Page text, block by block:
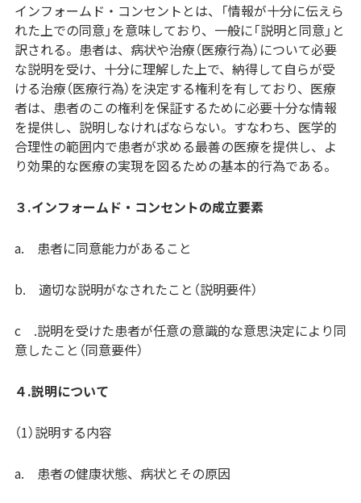
インフォームド・コンセントとは、「情報が十分に伝えら
れた上での同意」を意味しており、一般に「説明と同意」と
訳される。患者は、病状や治療（医療行為）について必要
な説明を受け、十分に理解した上で、納得して自らが受
ける治療（医療行為）を決定する権利を有しており、医療
者は、患者のこの権利を保証するために必要十分な情報
を提供し、説明しなければならない。すなわち、医学的
合理性の範囲内で患者が求める最善の医療を提供し、よ
り効果的な医療の実現を図るための基本的行為である。
３.インフォームド・コンセントの成立要素
a. 患者に同意能力があること
b. 適切な説明がなされたこと（説明要件）
c .説明を受けた患者が任意の意識的な意思決定により同
意したこと（同意要件）
４.説明について
（1）説明する内容
a. 患者の健康状態、病状とその原因